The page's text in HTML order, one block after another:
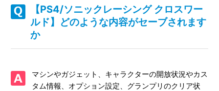
組んでゲームが進行しない場合があります
【PS4/ソニックレーシング クロスワールド】フェスタが開
催されない、フェスタのタイムスケジュールがおかしい
ますか
【PS4/ソニックレーシング クロスワー
ルド】どのような内容がセーブされます
か
マシンやガジェット、キャラクターの開放状況やカス
タム情報、オプション設定、グランプリのクリア状